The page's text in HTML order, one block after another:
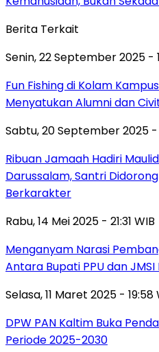
Berita Terkait
Senin, 22 September 2025 -
Fun Fishing di Kolam
Menyatukan Alumni dan
Sabtu, 20 September 2025 -
Ribuan Jamaah Hadiri
Darussalam, Santri
Berkarakter
Rabu, 14 Mei 2025 - 21:31 WIB
Menganyam Narasi
Antara Bupati PPU dan
Selasa, 11 Maret 2025 - 19:58
DPW PAN Kaltim Buka
Periode 2025-2030